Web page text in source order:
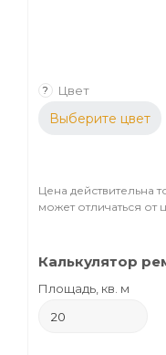
? Цвет
Выберите цвет
Цена действительна
может отличаться от
Калькулятор
Площадь, кв. м